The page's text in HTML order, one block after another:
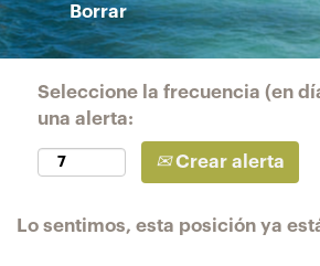
Borrar
Seleccione la frecuencia (en
una alerta:
Crear alerta
Lo sentimos, esta posición ya